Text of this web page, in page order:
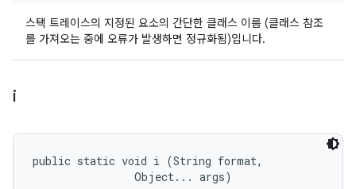
스택 트레이스의 지정된 요소의 간단한 클래스 이름 (클래스 참조
를 가져오는 중에 오류가 발생하면 정규화됨)입니다.
i
public static void i (String format,
                Object... args)